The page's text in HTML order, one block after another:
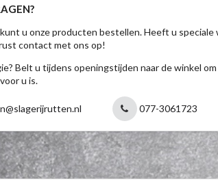
u onze producten bestellen. Heeft u speciale
contact met ons op!
Belt u tijdens openingstijden naar de winkel
u is.
077-3061723